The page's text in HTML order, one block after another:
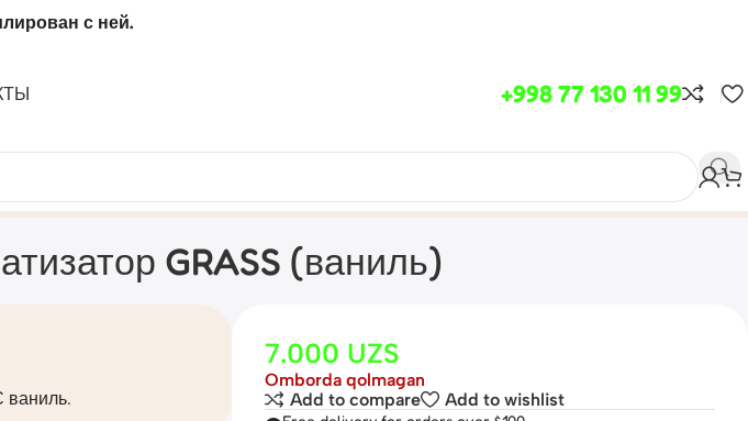
с ней.
+998 77 130 11 99
GRASS (ваниль)
ваниль.
7.000 UZS
Omborda qolmagan
Add to compare
Add to wishlist